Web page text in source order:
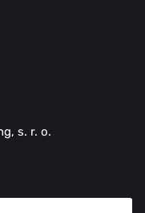
s. r. o.